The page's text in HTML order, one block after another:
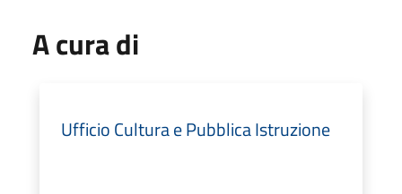
A cura di
Ufficio Cultura e Pubblica Istruzione